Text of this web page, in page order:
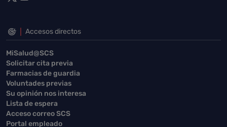
Accesos directos
MiSalud@SCS
Solicitar cita previa
Farmacias de guardia
Voluntades previas
Su opinión nos interesa
Lista de espera
Acceso correo SCS
Portal empleado